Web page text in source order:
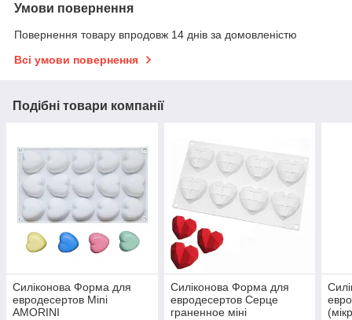
Умови повернення
Повернення товару впродовж 14 днів за домовленістю
Всі умови повернення
Подібні товари компанії
Силіконова Форма для
евродесертов Mini
AMORINI
Силіконова Форма для
евродесертов Серце
граненное міні